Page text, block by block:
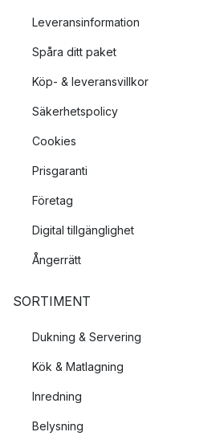
Leveransinformation
Spåra ditt paket
Köp- & leveransvillkor
Säkerhetspolicy
Cookies
Prisgaranti
Företag
Digital tillgänglighet
Ångerrätt
SORTIMENT
Dukning & Servering
Kök & Matlagning
Inredning
Belysning